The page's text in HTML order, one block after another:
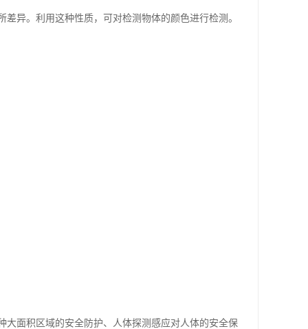
异。利用这种性质，可对检测物体的颜色进行检测。
面积区域的安全防护、人体探测感应对人体的安全保